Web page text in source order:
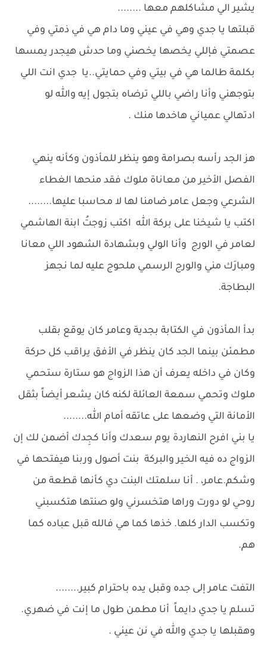
يشير الي مشاكلهم معها ........
قبلتها يا جدي وهي في عيني وما دام هي في ذمتي وفي
عصمتي فإللي يخصها يخصني وما حدش هيجدر يمسها
بكلمة طالما هي في بيتي وفي حمايتي..يا جدي انت اللي
بتوجهني وأنا راضي باللي ترضاه بتجول إيه والله لو
ادتهالي عمياني هاخدها منك .
هز الجد رأسه بصرامة وهو ينظر للمأذون وكأنه ينهي
الفصل الأخير من معاناة ملوك فقد منحها الغطاء
الشرعي وجعل عامر ضامنا لها لا محاسبا عليها........
اكتب يا شيخنا على بركة الله اكتب زوجتُ ابنة الهاشمي
لعامر في الورج وأنا الولي وبشهادة الشهود اللي معانا
ومبارَك مني والورج الرسمي ملحوج عليه لما نجهز
البطاجة.
بدأ المأذون في الكتابة بجدية وعامر كان يوقع بقلب
مطمئن بينما الجد كان ينظر في الأفق يراقب كل حركة
وكان في داخله يعرف أن هذا الزواج هو ستارة ستحمي
ملوك وتحمي سمعة العائلة لكنه كان يشعر أيضاً بثقل
الأمانة التي وضعها على عاتقه أمام الله........
يا بني افرح النهاردة يوم سعدك وأنا كجِدك أضمن لك إن
الزواج ده فيه الخير والبركة بنت أصول وربنا هيفتحها في
وشكم.عامر، . أنا سلمتك البنت دي كأنها قطعة من
روحي لو دورت وراها هتخسرني ولو صنتها هتكسبني
وتكسب الدار كلها. خذها كما هي فالله قبل عباده كما
هم.
التفت عامر إلى جده وقبل يده باحترام كبير........
تسلم يا جدي دايماً أنا مطمن طول ما إنت في ضهري.
وهقبلها يا جدي والله في نن عيني .